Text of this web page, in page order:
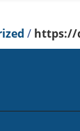
/ https://